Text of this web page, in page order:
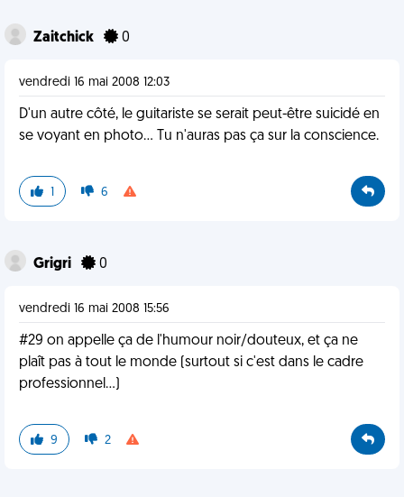
Zaitchick 0
vendredi 16 mai 2008 12:03
D'un autre côté, le guitariste se serait peut-être suicidé en
se voyant en photo... Tu n'auras pas ça sur la conscience.
1 6
Grigri 0
vendredi 16 mai 2008 15:56
#29 on appelle ça de l'humour noir/douteux, et ça ne
plaît pas à tout le monde (surtout si c'est dans le cadre
professionnel...)
9 2